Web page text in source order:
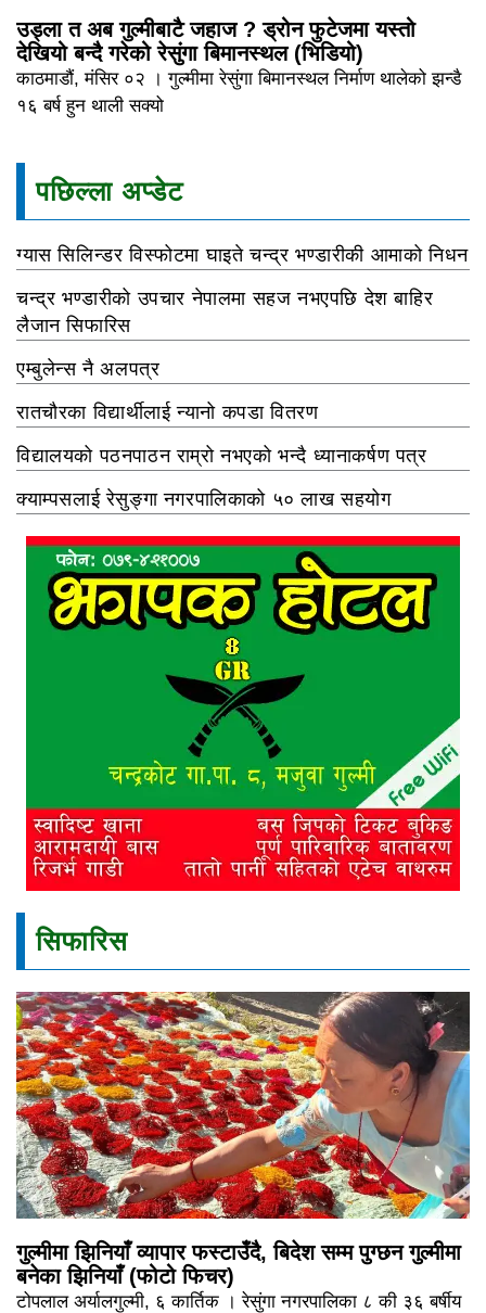
उड्ला त अब गुल्मीबाटै जहाज ? ड्रोन फुटेजमा यस्तो
देखियो बन्दै गरेको रेसुंगा बिमानस्थल (भिडियो)
काठमाडौं, मंसिर ०२ । गुल्मीमा रेसुंगा बिमानस्थल निर्माण थालेको झन्डै
१६ बर्ष हुन थाली सक्यो
पछिल्ला अप्डेट
ग्यास सिलिन्डर विस्फोटमा घाइते चन्द्र भण्डारीकी आमाको निधन
चन्द्र भण्डारीको उपचार नेपालमा सहज नभएपछि देश बाहिर
लैजान सिफारिस
एम्बुलेन्स नै अलपत्र
रातचौरका विद्यार्थीलाई न्यानो कपडा वितरण
विद्यालयको पठनपाठन राम्रो नभएको भन्दै ध्यानाकर्षण पत्र
क्याम्पसलाई रेसुङ्गा नगरपालिकाको ५० लाख सहयोग
सिफारिस
गुल्मीमा झिनियाँ व्यापार फस्टाउँदै, बिदेश सम्म पुग्छन गुल्मीमा
बनेका झिनियाँ (फोटो फिचर)
टोपलाल अर्यालगुल्मी, ६ कार्तिक । रेसुंगा नगरपालिका ८ की ३६ बर्षीय